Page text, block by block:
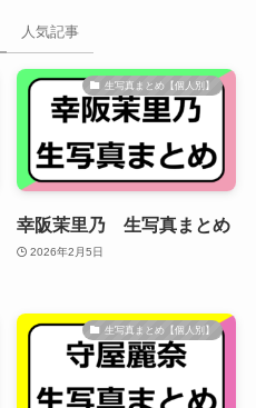
人気記事
生写真まとめ【個人別】
幸阪茉里乃 生写真まとめ
2026年2月5日
生写真まとめ【個人別】